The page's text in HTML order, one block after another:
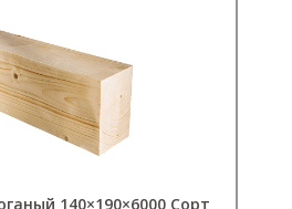
140×190×6000 Сорт